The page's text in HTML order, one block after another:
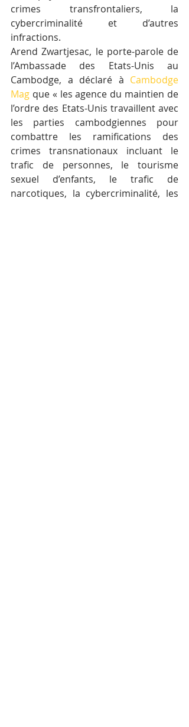
crimes transfrontaliers, la
cybercriminalité et d’autres
infractions.
Arend Zwartjesac, le porte-parole de
l’Ambassade des Etats-Unis au
Cambodge, a déclaré à Cambodge
Mag que « les agence du maintien de
l’ordre des Etats-Unis travaillent avec
les parties cambodgiennes pour
combattre les ramifications des
crimes transnationaux incluant le
trafic de personnes, le tourisme
sexuel d’enfants, le trafic de
narcotiques, la cybercriminalité, les